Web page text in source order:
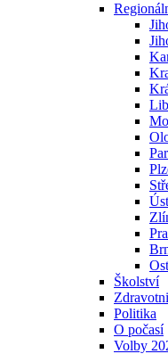
Školství
Politika
O počasí
Volby